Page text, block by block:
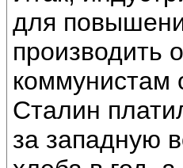
для
производить
Сталин
за западную